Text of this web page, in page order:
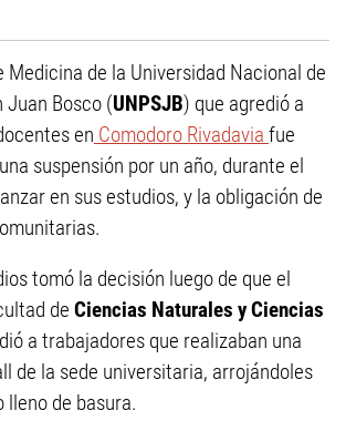
Medicina de la Universidad Nacional de
Juan Bosco (UNPSJB) que agredió a
en Comodoro Rivadavia fue
suspensión por un año, durante el
en sus estudios, y la obligación de
tomó la decisión luego de que el
de Ciencias Naturales y Ciencias
a trabajadores que realizaban una
de la sede universitaria, arrojándoles
lleno de basura.